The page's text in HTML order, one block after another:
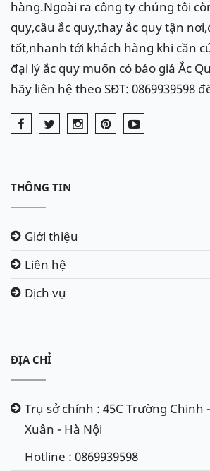
hàng.Ngoài ra công ty chúng tôi
quy,câu ắc quy,thay ắc quy tận
tốt,nhanh tới khách hàng khi cần
đại lý ắc quy muốn có báo giá Ắc
hãy liên hệ theo SĐT: 0869939598
THÔNG TIN
Giới thiệu
Liên hệ
Dịch vụ
ĐỊA CHỈ
Trụ sở chính : 45C Trường Chinh
Xuân - Hà Nội
Hotline : 0869939598